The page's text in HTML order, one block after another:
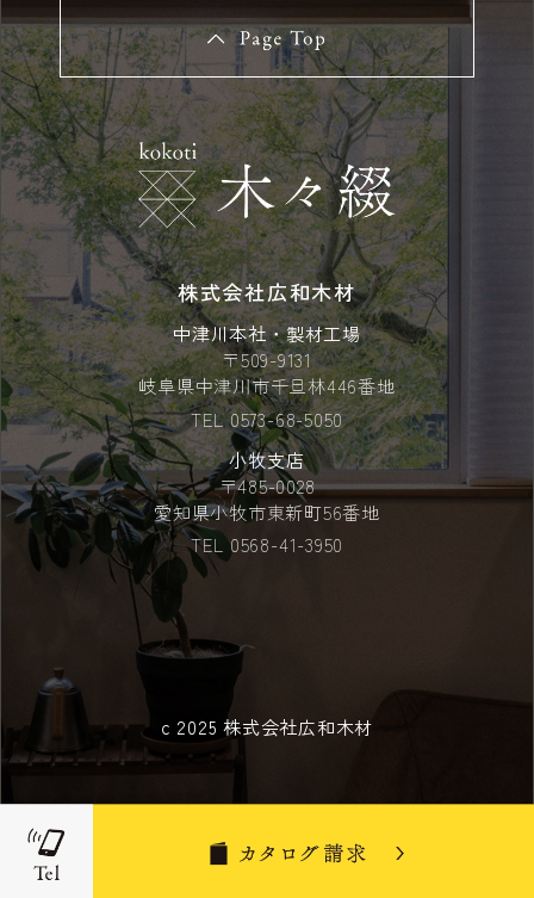
株式会社広和木材
中津川本社・製材工場
〒509-9131
岐阜県中津川市千旦林446番地
TEL0573-68-5050
小牧支店
〒485-0028
愛知県小牧市東新町56番地
TEL0568-41-3950
c 2025 株式会社広和木材